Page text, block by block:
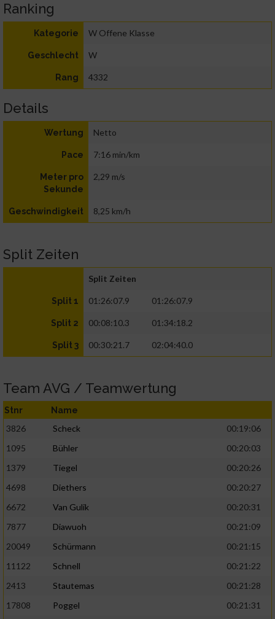
Ranking
Kategorie W Offene Klasse
Geschlecht W
Rang 4332
Details
Wertung Netto
Pace 7:16 min/km
Meter pro
Sekunde
2,29 m/s
Geschwindigkeit 8,25 km/h
Split Zeiten
Split Zeiten
Split 1 01:26:07.9 01:26:07.9
Split 2 00:08:10.3 01:34:18.2
Split 3 00:30:21.7 02:04:40.0
Team AVG / Teamwertung
Stnr Name
3826 Scheck
00:19:06
1095
Bühler
00:20:03
1379
Tiegel
00:20:26
4698
Diethers
00:20:27
6672
Van Gulik
00:20:31
7877
Diawuoh
00:21:09
20049
Schürmann
00:21:15
11122
Schnell
00:21:22
2413
Stautemas
00:21:28
17808
Poggel
00:21:31